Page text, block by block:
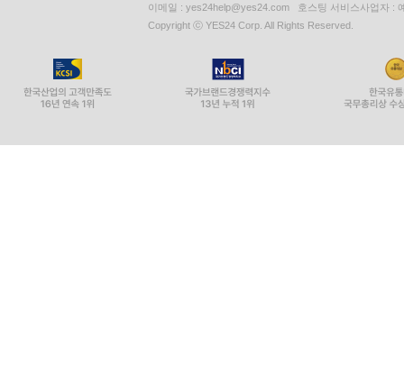
이메일 : yes24help@yes24.com 호스팅 서비스사업자 :
Copyright ⓒ YES24 Corp. All Rights Reserved.